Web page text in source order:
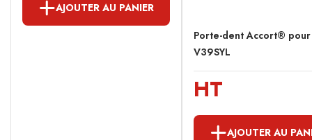
AJOUTER AU PANIER
Porte-dent Accort®
V39SYL
HT
AJOUTER AU